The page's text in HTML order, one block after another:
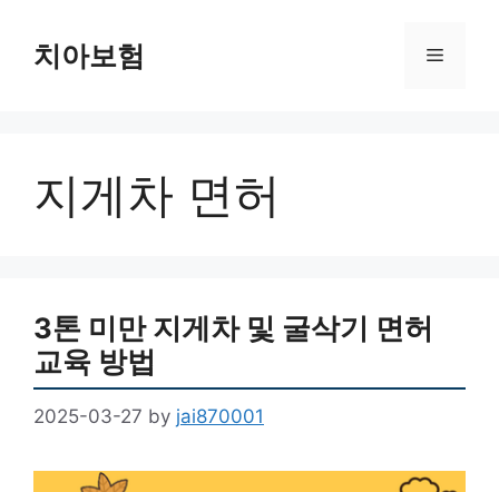
content치아보험 Menu
지게차 면허
3톤 미만 지게차 및 굴삭기 면허
교육 방법
2025-03-27 by jai870001